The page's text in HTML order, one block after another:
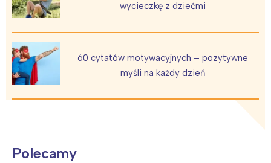
wycieczkę z dziećmi
60 cytatów motywacyjnych – pozytywne
myśli na każdy dzień
Polecamy